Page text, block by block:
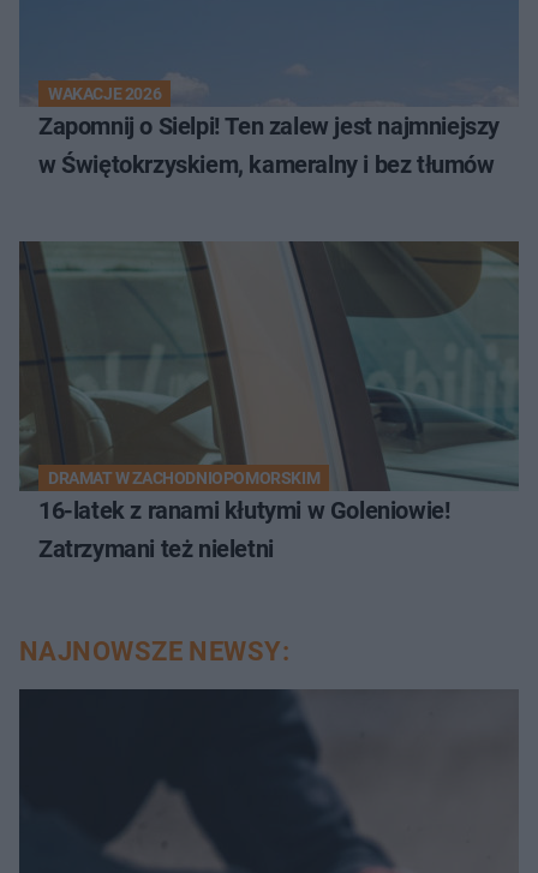
WAKACJE 2026
Zapomnij o Sielpi! Ten zalew jest najmniejszy
w Świętokrzyskiem, kameralny i bez tłumów
DRAMAT W ZACHODNIOPOMORSKIM
16-latek z ranami kłutymi w Goleniowie!
Zatrzymani też nieletni
NAJNOWSZE NEWSY: